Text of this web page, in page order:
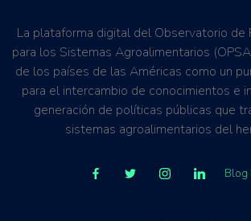
La plataforma digital del Observatorio de
para los Sistemas Agroalimentarios
de los países de las Américas como un
para el intercambio de conocimientos e
generación de políticas públicas que
sistemas agroalimentarios del
Blog